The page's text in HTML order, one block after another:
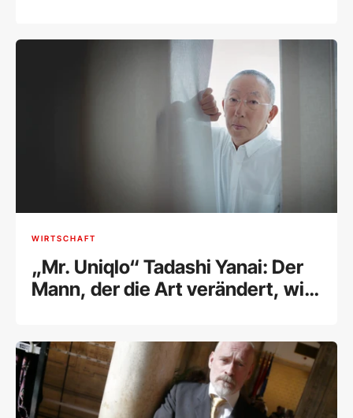
WIRTSCHAFT
„Mr. Uniqlo“ Tadashi Yanai: Der
Mann, der die Art verändert, wie